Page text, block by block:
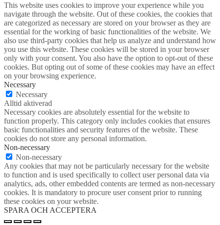
This website uses cookies to improve your experience while you
navigate through the website. Out of these cookies, the cookies that
are categorized as necessary are stored on your browser as they are
essential for the working of basic functionalities of the website. We
also use third-party cookies that help us analyze and understand how
you use this website. These cookies will be stored in your browser
only with your consent. You also have the option to opt-out of these
cookies. But opting out of some of these cookies may have an effect
on your browsing experience.
Necessary
Necessary
Alltid aktiverad
Necessary cookies are absolutely essential for the website to
function properly. This category only includes cookies that ensures
basic functionalities and security features of the website. These
cookies do not store any personal information.
Non-necessary
Non-necessary
Any cookies that may not be particularly necessary for the website
to function and is used specifically to collect user personal data via
analytics, ads, other embedded contents are termed as non-necessary
cookies. It is mandatory to procure user consent prior to running
these cookies on your website.
SPARA OCH ACCEPTERA